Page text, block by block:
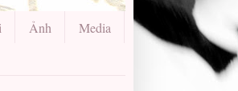
Ảnh
Media